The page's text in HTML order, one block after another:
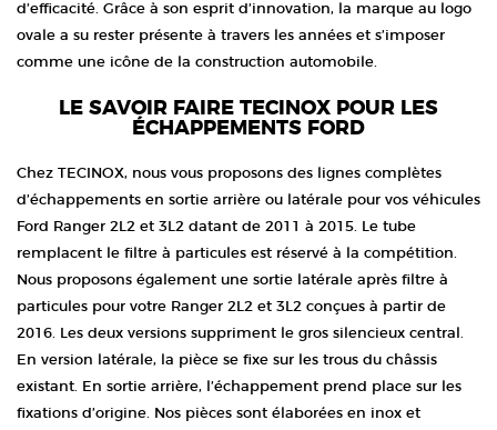
d’efficacité. Grâce à son esprit d’innovation, la marque au logo
ovale a su rester présente à travers les années et s’imposer
comme une icône de la construction automobile.
LE SAVOIR FAIRE TECINOX POUR LES
ÉCHAPPEMENTS FORD
Chez TECINOX, nous vous proposons des lignes complètes
d’échappements en sortie arrière ou latérale pour vos véhicules
Ford Ranger 2L2 et 3L2 datant de 2011 à 2015. Le tube
remplacent le filtre à particules est réservé à la compétition.
Nous proposons également une sortie latérale après filtre à
particules pour votre Ranger 2L2 et 3L2 conçues à partir de
2016. Les deux versions suppriment le gros silencieux central.
En version latérale, la pièce se fixe sur les trous du châssis
existant. En sortie arrière, l’échappement prend place sur les
fixations d’origine. Nos pièces sont élaborées en inox et